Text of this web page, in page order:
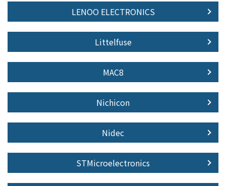
LENOO ELECTRONICS
Littelfuse
MAC8
Nichicon
Nidec
STMicroelectronics